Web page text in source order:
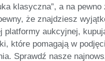
klasyczna”, a na
że znajdziesz
platformy aukcyjnej,
które pomagają w
Sprawdź nasze